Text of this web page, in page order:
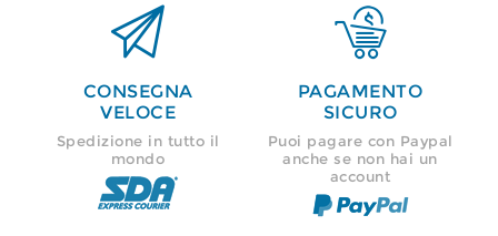

CONSEGNA
VELOCE
Spedizione in tutto il
mondo

PAGAMENTO
SICURO
Puoi pagare con Paypal
anche se non hai un
account